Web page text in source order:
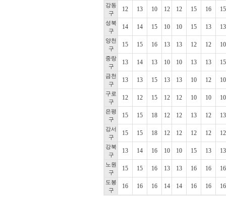
강동
구
12 13 10 12 12 15 16 15
성북
구
14 14 15 10 10 15 13 13
양천
구
15 15 16 13 13 12 12 10
중랑
구
13 14 13 10 10 13 13 15
금천
구
13 13 15 13 13 10 12 10
구로
구
12 12 15 12 12 10 10 10
은평
구
15 15 18 12 12 13 12 13
강서
구
15 15 18 12 12 12 12 12
강북
구
13 14 16 10 10 15 13 13
노원
구
15 15 16 13 13 16 16 16
도봉
구
16 16 16 14 14 16 16 16